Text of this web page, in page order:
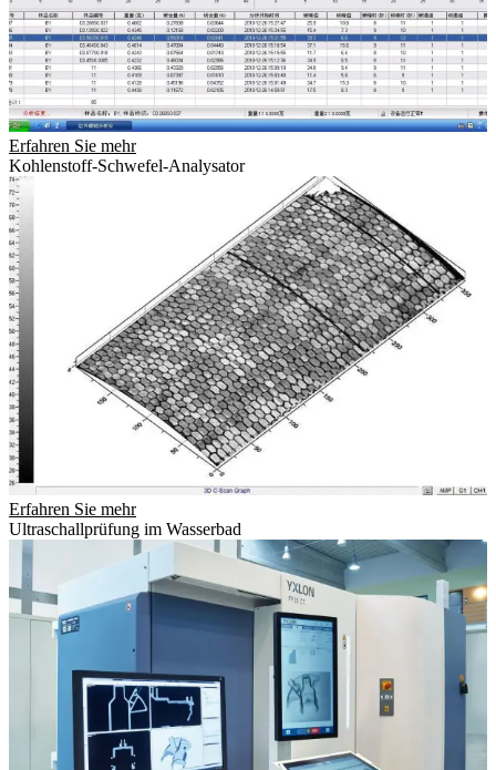
Erfahren Sie mehr
Kohlenstoff-Schwefel-Analysator
Erfahren Sie mehr
Ultraschallprüfung im Wasserbad